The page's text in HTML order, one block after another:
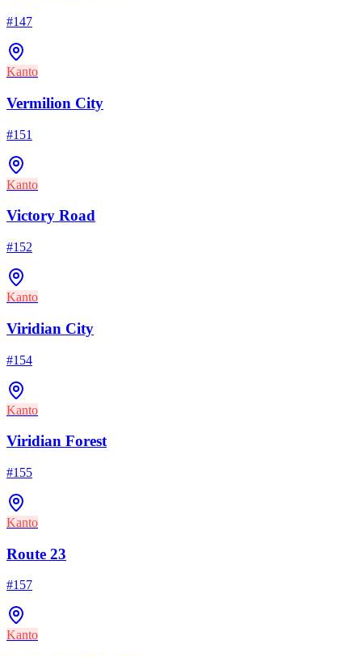
#147
Kanto
Vermilion City
#151
Kanto
Victory Road
#152
Kanto
Viridian City
#154
Kanto
Viridian Forest
#155
Kanto
Route 23
#157
Kanto